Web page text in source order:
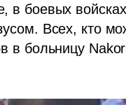
в боевых
Всех, кто
в больницу